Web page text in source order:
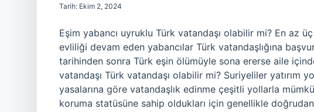
Tarih: Ekim 2, 2024
Eşim yabancı uyruklu Türk vatandaşı olabilir mi? En az
evliliği devam eden yabancılar Türk vatandaşlığına
tarihinden sonra Türk eşin ölümüyle sona ererse aile
vatandaşı Türk vatandaşı olabilir mi? Suriyeliler yatırım
yasalarına göre vatandaşlık edinme çeşitli yollarla
koruma statüsüne sahip oldukları için genellikle